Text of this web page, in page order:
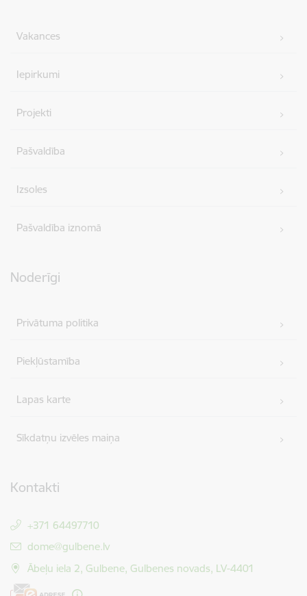
Vakances
Iepirkumi
Projekti
Pašvaldība
Izsoles
Pašvaldība iznomā
Noderīgi
Privātuma politika
Piekļūstamība
Lapas karte
Sīkdatņu izvēles maiņa
Kontakti
+371 64497710
E-pasts:
dome@gulbene.lv
Ābeļu iela 2, Gulbene, Gulbenes novads, LV-4401